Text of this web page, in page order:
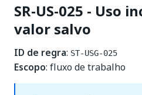
SR-US-025 - Uso
valor salvo
ID de regra: ST-USG-025
Escopo: fluxo de trabalho